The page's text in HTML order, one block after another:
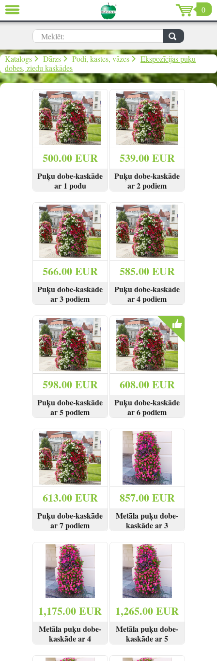
0
Meklēt:
Katalogs Dārzs Podi, kastes, vāzes
Ekspozīcijas puķu
dobes, ziedu kaskādes
500.00 EUR
Puķu dobe-kaskāde
ar 1 podu
SKATĪT
539.00 EUR
Puķu dobe-kaskāde
ar 2 podiem
SKATĪT
566.00 EUR
Puķu dobe-kaskāde
ar 3 podiem
SKATĪT
585.00 EUR
Puķu dobe-kaskāde
ar 4 podiem
SKATĪT
598.00 EUR
Puķu dobe-kaskāde
ar 5 podiem
SKATĪT
608.00 EUR
Puķu dobe-kaskāde
ar 6 podiem
SKATĪT
613.00 EUR
Puķu dobe-kaskāde
ar 7 podiem
SKATĪT
857.00 EUR
Metāla puķu dobe-
kaskāde ar 3
podiem
SKATĪT PIRKT
1,175.00 EUR
Metāla puķu dobe-
kaskāde ar 4
podiem
SKATĪT PIRKT
1,265.00 EUR
Metāla puķu dobe-
kaskāde ar 5
podiem
SKATĪT PIRKT
AIZVĒRT
Dārzs (637)
Māja (198)
De Luxe (15)
Izpārdošana (59)
Ziemassvētki & Jaunais gads (96)
Ielogoties
Reģistrēties